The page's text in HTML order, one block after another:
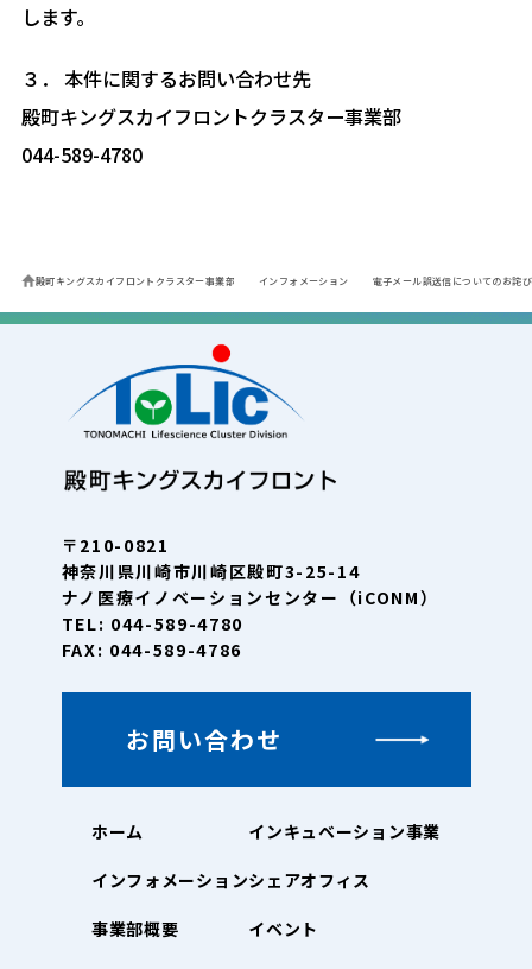
します。
３． 本件に関するお問い合わせ先
殿町キングスカイフロントクラスター事業部
044-589-4780
殿町キングスカイフロントクラスター事業部 インフォメーション 電子メール誤送信についてのお詫び
〒210-0821
神奈川県川崎市川崎区殿町3-25-14
ナノ医療イノベーションセンター（iCONM）
TEL: 044-589-4780
FAX: 044-589-4786
お問い合わせ
ホーム
インフォメーション
事業部概要
インキュベーション事業
シェアオフィス
イベント